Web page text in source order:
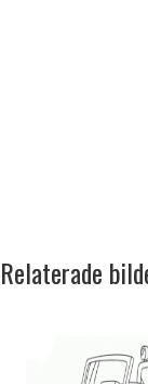
Relaterade